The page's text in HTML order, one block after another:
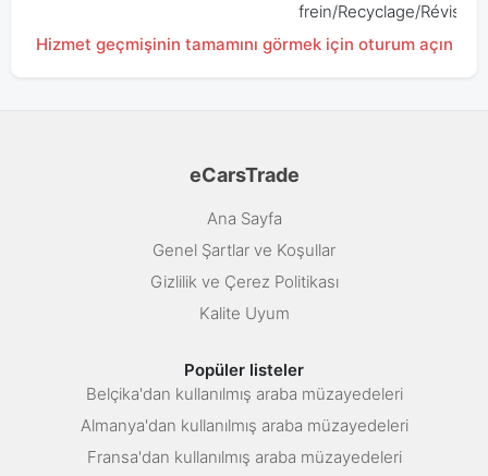
frein/Recyclage/Révision
Hizmet geçmişinin tamamını görmek için oturum açın
eCarsTrade
Ana Sayfa
Genel Şartlar ve Koşullar
Gizlilik ve Çerez Politikası
Kalite Uyum
Popüler listeler
Belçika'dan kullanılmış araba müzayedeleri
Almanya'dan kullanılmış araba müzayedeleri
Fransa'dan kullanılmış araba müzayedeleri